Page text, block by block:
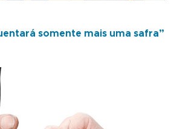
somente mais uma safra”